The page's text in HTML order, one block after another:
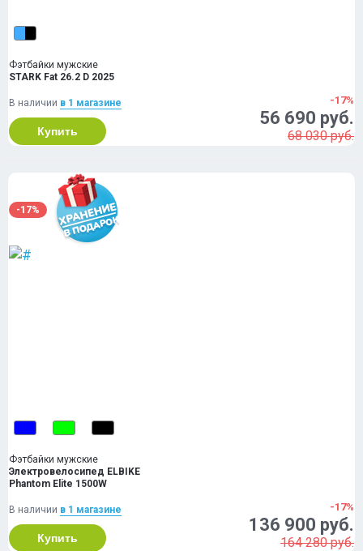
Фэтбайки мужские
STARK Fat 26.2 D 2025
В наличии в 1 магазинe
Купить
-17%
56 690 руб.
68 030 руб.
-17%
Фэтбайки мужские
Электровелосипед ELBIKE
Phantom Elite 1500W
В наличии в 1 магазинe
Купить
-17%
136 900 руб.
164 280 руб.